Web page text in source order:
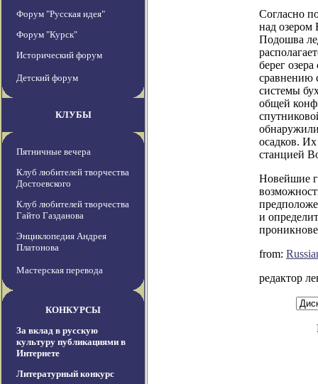
Форум "Русская идея"
Форум "Курск"
Исторический форум
Детский форум
КЛУБЫ
Пятничные вечера
Клуб любителей творчества
Достоевского
Клуб любителей творчества
Гайто Газданова
Энциклопедия Андрея
Платонова
Мастерская перевода
КОНКУРСЫ
За вклад в русскую
культуру публикациями в
Интернете
Литературный конкурс
Согласно
над озером
Подошва
берег
сравнению
системы
общей
осадков.
станцией
Новейшие
и
from:
редактор